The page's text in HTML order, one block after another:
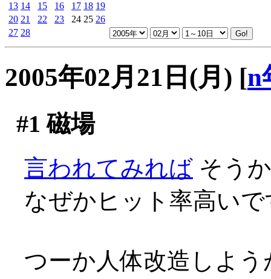
13 14 15 16 17 18 19
20 21 22 23 24 25 26
27 28
2005年02月21日(月) [n
#1 磁場
言われてみれば そう
なぜかヒット率高い
つーか人体改造し